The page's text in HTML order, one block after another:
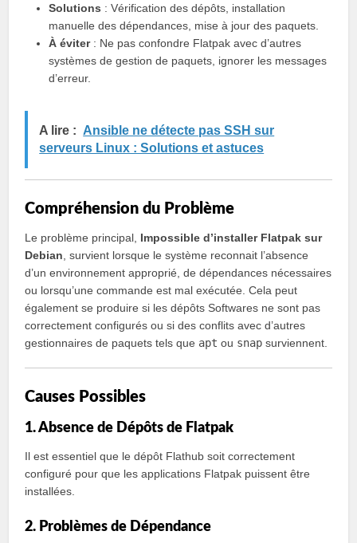
Solutions : Vérification des dépôts, installation
manuelle des dépendances, mise à jour des paquets.
À éviter: Ne pas confondre Flatpak avec d’autres
systèmes de gestion de paquets, ignorer les messages
d’erreur.
A lire : Ansible ne détecte pas SSH sur
serveurs Linux : Solutions et astuces
Compréhension du Problème
Le problème principal, Impossible d’installer Flatpak sur
Debian , survient lorsque le système reconnait l’absence
d’un environnement approprié, de dépendances nécessaires
ou lorsqu’une commande est mal exécutée. Cela peut
également se produire si les dépôts Softwares ne sont pas
correctement configurés ou si des conflits avec d’autres
gestionnaires de paquets tels que apt ou snap surviennent.
Causes Possibles
1. Absence de Dépôts de Flatpak
Il est essentiel que le dépôt Flathub soit correctement
configuré pour que les applications Flatpak puissent être
installées.
2. Problèmes de Dépendance